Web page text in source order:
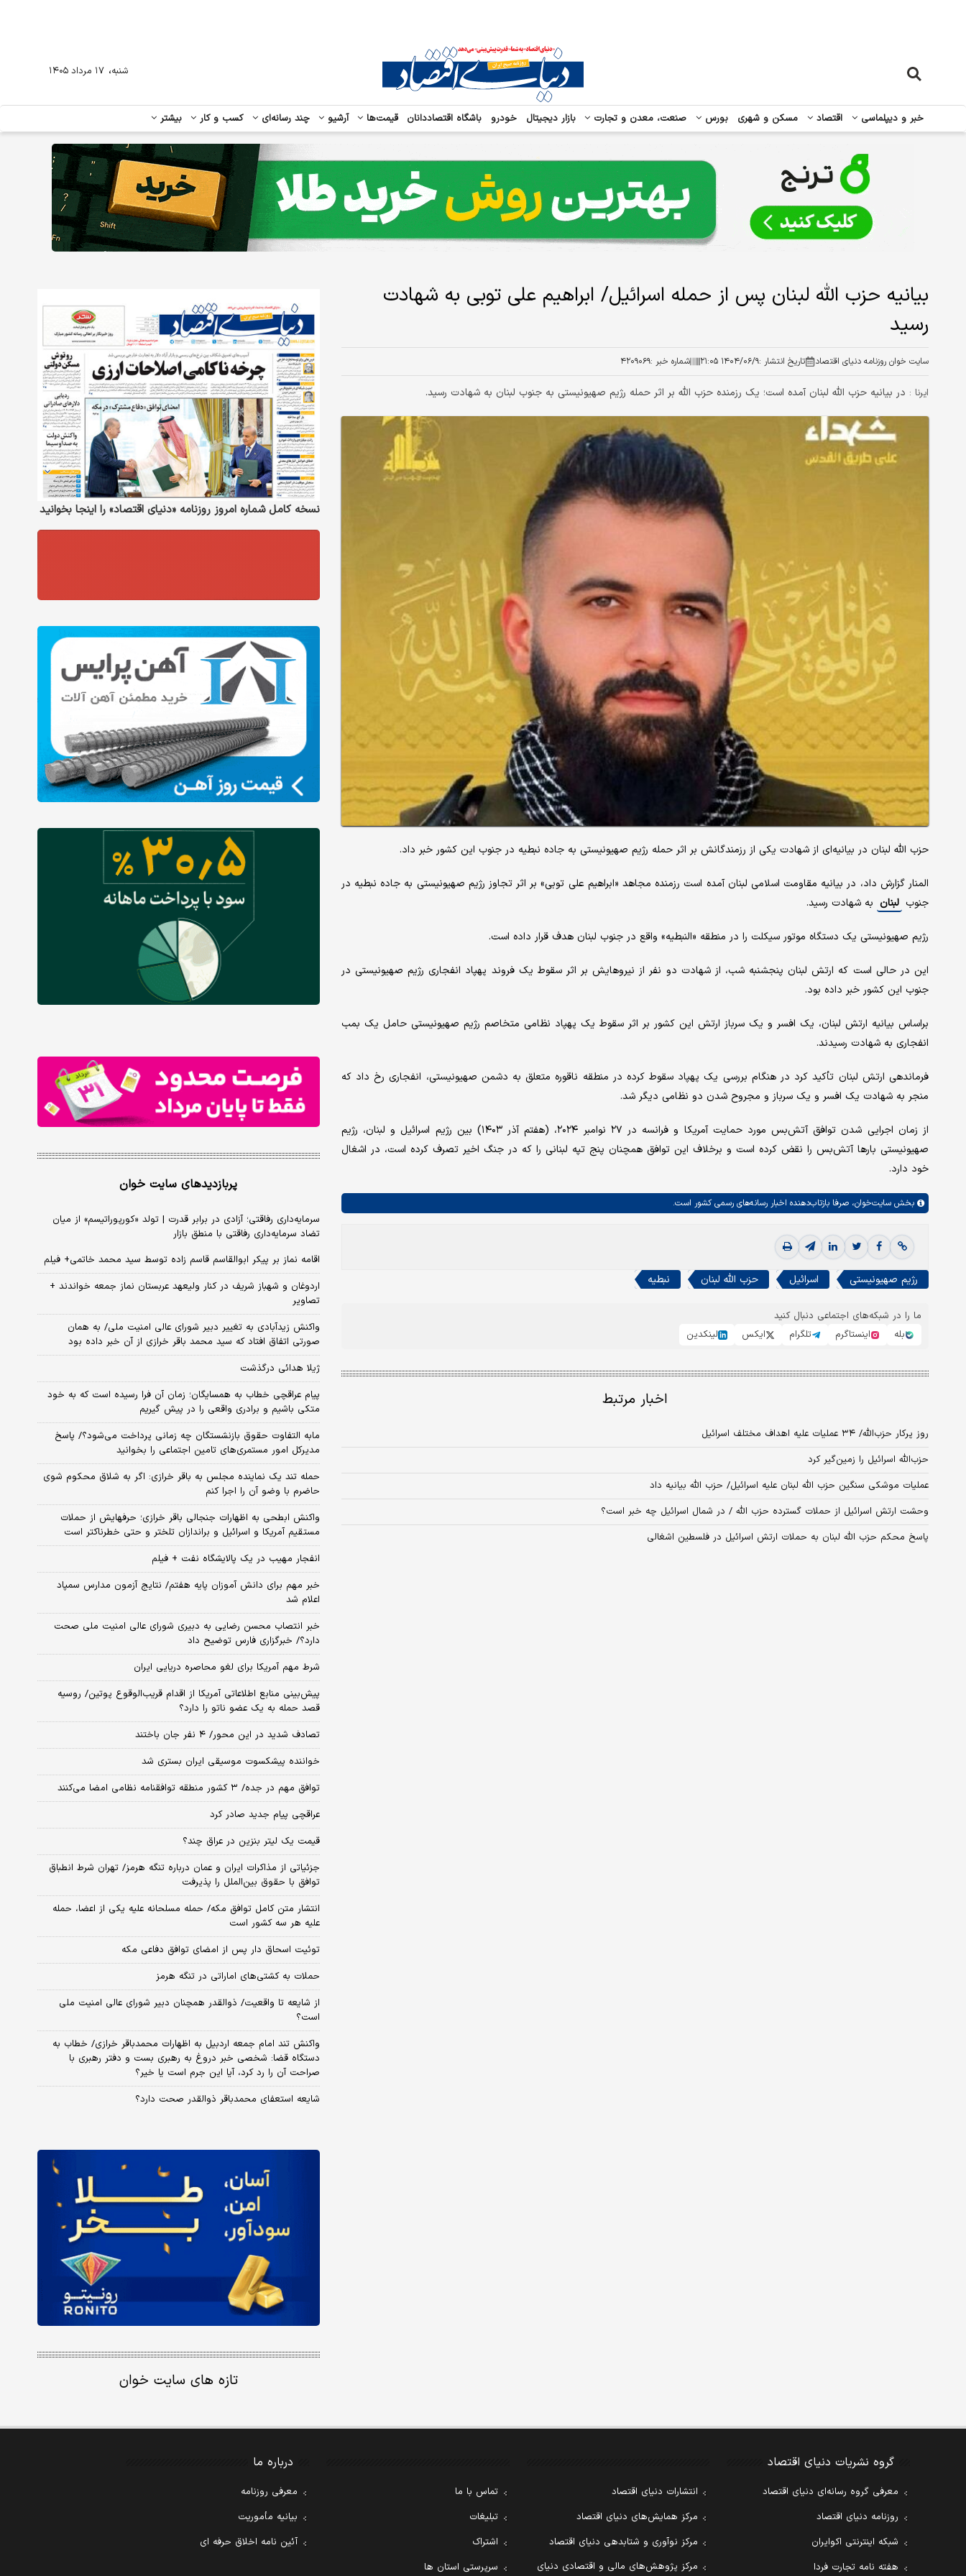
خبر و دیپلماسی اقتصاد مسکن و شهری بورس صنعت، معدن و تجارت بازار دیجیتال خودرو باشگاه اقتصاددانان قیمت‌ها آرشیو چند رسانه‌ای کسب و کار بیشتر
شنبه، ۱۷ مرداد ۱۴۰۵
بیانیه حزب الله لبنان پس از حمله اسرائیل/ ابراهیم علی توبی به شهادت
رسید
سایت خوان روزنامه دنیای اقتصاد تاریخ انتشار :۱۴۰۴/۰۶/۹ ۲۱:۰۵ شماره خبر :۴۲۰۹۰۶۹
ایرنا : در بیانیه حزب الله لبنان آمده است؛ یک رزمنده حزب الله بر اثر حمله رژیم صهیونیستی به جنوب لبنان به شهادت رسید.
حزب الله لبنان در بیانیه‌ای از شهادت یکی از رزمندگانش بر اثر حمله رژیم صهیونیستی به جاده نبطیه در جنوب این کشور خبر داد.
المنار گزارش داد، در بیانیه مقاومت اسلامی لبنان آمده است رزمنده مجاهد «ابراهیم علی توبی» بر اثر تجاوز رژیم صهیونیستی به جاده نبطیه در
جنوب لبنان به شهادت رسید.
رژیم صهیونیستی یک دستگاه موتور سیکلت را در منطقه «النبطیه» واقع در جنوب لبنان هدف قرار داده است.
این در حالی است که ارتش لبنان پنجشنبه شب، از شهادت دو نفر از نیروهایش بر اثر سقوط یک فروند پهپاد انفجاری رژیم صهیونیستی در
جنوب این کشور خبر داده بود.
براساس بیانیه ارتش لبنان، یک افسر و یک سرباز ارتش این کشور بر اثر سقوط یک پهپاد نظامی متخاصم رژیم صهیونیستی حامل یک بمب
انفجاری به شهادت رسیدند.
فرماندهی ارتش لبنان تأکید کرد در هنگام بررسی یک پهپاد سقوط کرده در منطقه ناقوره متعلق به دشمن صهیونیستی، انفجاری رخ داد که
منجر به شهادت یک افسر و یک سرباز و مجروح شدن دو نظامی دیگر شد.
از زمان اجرایی شدن توافق آتش‌بس مورد حمایت آمریکا و فرانسه در ۲۷ نوامبر ۲۰۲۴، (هفتم آذر ۱۴۰۳) بین رژیم اسرائیل و لبنان، رژیم
صهیونیستی بارها آتش‌بس را نقض کرده است و برخلاف این توافق همچنان پنج تپه لبنانی را که در جنگ اخیر تصرف کرده است، در اشغال
خود دارد.
بخش سایت‌خوان، صرفا بازتاب‌دهنده اخبار رسانه‌های رسمی کشور است.
رژیم صهیونیستی اسرائیل حزب الله لبنان نبطیه
ما را در شبکه‌های اجتماعی دنبال کنید
بله
اینستاگرم تلگرام ایکس لینکدین
اخبار مرتبط
روز پرکار حزب‌الله/ ۳۴ عملیات علیه اهداف مختلف اسرائیل
حزب‌الله اسرائیل را زمین‌گیر کرد
عملیات موشکی سنگین حزب الله لبنان علیه اسرائیل/ حزب الله بیانیه داد
وحشت ارتش اسرائیل از حملات گسترده حزب الله / در شمال اسرائیل چه خبر است؟
پاسخ محکم حزب الله لبنان به حملات ارتش اسرائیل در فلسطین اشغالی
نسخه کامل شماره امروز روزنامه «دنیای‌ اقتصاد» را اینجا بخوانید
پربازدیدهای سایت خوان
سرمایه‌داری رفاقتی؛ آزادی در برابر قدرت | تولد «کورپوراتیسم» از میان
تضاد سرمایه‌داری رفاقتی با منطق بازار
اقامه نماز بر پیکر ابوالقاسم قاسم زاده توسط سید محمد خاتمی+ فیلم
اردوغان و شهباز شریف در کنار ولیعهد عربستان نماز جمعه خواندند +
تصاویر
واکنش زیدآبادی به تغییر دبیر شورای عالی امنیت ملی/ به همان
صورتی اتفاق افتاد که سید محمد باقر خرازی از آن خبر داده بود
ژیلا هدائی درگذشت
پیام عراقچی خطاب به همسایگان؛ زمان آن فرا رسیده است که به خود
متکی باشیم و برادری واقعی را در پیش گیریم
مابه التفاوت حقوق بازنشستگان چه زمانی پرداخت می‌شود؟/ پاسخ
مدیرکل امور مستمری‌های تامین اجتماعی را بخوانید
حمله تند یک نماینده مجلس به باقر خرازی: اگر به شلاق محکوم شوی
حاضرم با وضو آن را اجرا کنم
واکنش ابطحی به اظهارات جنجالی باقر خرازی؛ حرفهایش از حملات
مستقیم آمریکا و اسرائیل و براندازان تلختر و حتی خطرناکتر است
انفجار مهیب در یک پالایشگاه نفت + فیلم
خبر مهم برای دانش آموزان پایه هفتم/ نتایج آزمون مدارس سمپاد
اعلام شد
خبر انتصاب محسن رضایی به دبیری شورای عالی امنیت ملی صحت
دارد؟/ خبرگزاری فارس توضیح داد
شرط مهم آمریکا برای لغو محاصره دریایی ایران
پیش‌بینی منابع اطلاعاتی آمریکا از اقدام قریب‌الوقوع پوتین/ روسیه
قصد حمله به یک عضو ناتو را دارد؟
تصادف شدید در این محور/ ۴ نفر جان باختند
خواننده پیشکسوت موسیقی ایران بستری شد
توافق مهم در جده/ ۳ کشور منطقه توافقنامه نظامی امضا می‌کنند
عراقچی پیام جدید صادر کرد
قیمت یک لیتر بنزین در عراق چند؟
جزئیاتی از مذاکرات ایران و عمان درباره تنگه هرمز/ تهران شرط انطباق
توافق با حقوق بین‌الملل را پذیرفت
انتشار متن کامل توافق مکه/ حمله مسلحانه علیه یکی از اعضا، حمله
علیه هر سه کشور است
توئیت اسحاق دار پس از امضای توافق دفاعی مکه
حملات به کشتی‌های اماراتی در تنگه هرمز
از شایعه تا واقعیت/ ذوالقدر همچنان دبیر شورای ‌عالی امنیت ملی
است؟
واکنش تند امام جمعه اردبیل به اظهارات محمدباقر خرازی/ خطاب به
دستگاه قضا: شخصی خبر دروغ به رهبری بست و دفتر رهبری با
صراحت آن را رد کرد، آیا این جرم است یا خیر؟
شایعه استعفای محمدباقر ذوالقدر صحت دارد؟
تازه های سایت خوان
گروه نشریات دنیای اقتصاد
معرفی گروه رسانه‌ای دنیای اقتصاد
روزنامه دنیای اقتصاد
شبکه اینترنتی اکوایران
هفته نامه تجارت فردا
انتشارات دنیای اقتصاد
مرکز همایش‌های دنیای اقتصاد
مرکز نوآوری و شتابدهی دنیای اقتصاد
مرکز پژوهش‌های مالی و اقتصادی دنیای
تماس با ما
تبلیغات
اشتراک
سرپرستی استان ها
درباره ما
معرفی روزنامه
بیانیه مأموریت
آئین نامه اخلاق حرفه ای